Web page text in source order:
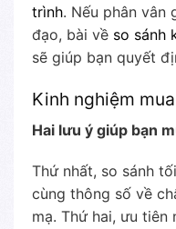
trình. Nếu phân vân
đạo, bài về so sánh
sẽ giúp bạn quyết
Kinh nghiệm
Hai lưu ý giúp bạn
Thứ nhất, so sánh
cùng thông số về
mạ. Thứ hai, ưu